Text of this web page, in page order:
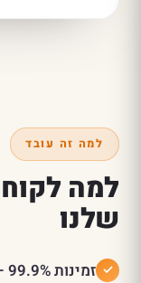
למה זה עובד
למה
שלנו
זמינות 99.9% – האתר תמיד באוויר